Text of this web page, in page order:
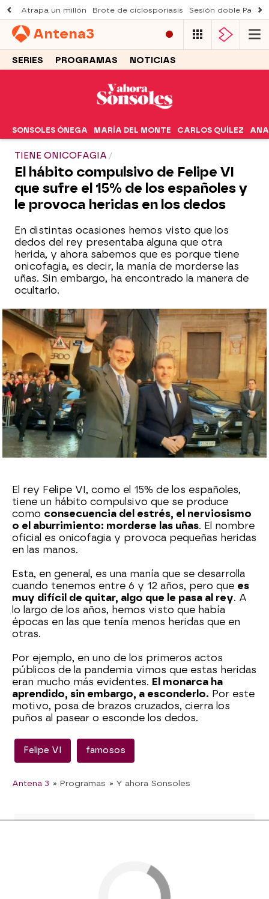
Atrapa un millón Brote de ciclosporiasis Sesión doble
Antena3
SERIES PROGRAMAS NOTICIAS
SONSOLES ÓNEGA MARÍA DEL MONTE CARLOS QUÍLEZ ANA
TIENE ONICOFAGIA
El hábito compulsivo de Felipe VI
que sufre el 15% de los españoles y
le provoca heridas en los dedos
En distintas ocasiones hemos visto que los
dedos del rey presentaba alguna que otra
herida, y ahora sabemos que es porque tiene
onicofagia, es decir, la manía de morderse las
uñas. Sin embargo, ha encontrado la manera de
ocultarlo.
Sara Ruiz
Publicado: 06 de febrero de 2023, 19:47
Whatsapp
Facebook
X Flipboard
El rey Felipe VI, como el 15% de los españoles,
tiene un hábito compulsivo que se produce
como consecuencia del estrés, el nerviosismo
o el aburrimiento: morderse las uñas. El nombre
oficial es onicofagia y provoca pequeñas heridas
en las manos.
Esta, en general, es una manía que se desarrolla
cuando tenemos entre 6 y 12 años, pero que es
muy difícil de quitar, algo que le pasa al rey. A
lo largo de los años, hemos visto que había
épocas en las que tenía menos heridas que en
otras.
Por ejemplo, en uno de los primeros actos
públicos de la pandemia vimos que estas heridas
eran mucho más evidentes. El monarca ha
aprendido, sin embargo, a esconderlo. Por este
motivo, posa de brazos cruzados, cierra los
puños al pasear o esconde los dedos.
Felipe VI famosos
Antena 3 » Programas » Y ahora Sonsoles